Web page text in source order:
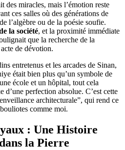
des miracles, mais l’émotion reste
ces salles où des générations de
l’algèbre ou de la poésie soufie.
la société, et la proximité immédiate
que la recherche de la
de dévotion.
entretenus et les arcades de Sinan,
était bien plus qu’un symbole de
école et un hôpital, tout cela
d’une perfection absolue. C’est cette
architecturale”, qui rend ce
comme moi.
: Une Histoire
la Pierre